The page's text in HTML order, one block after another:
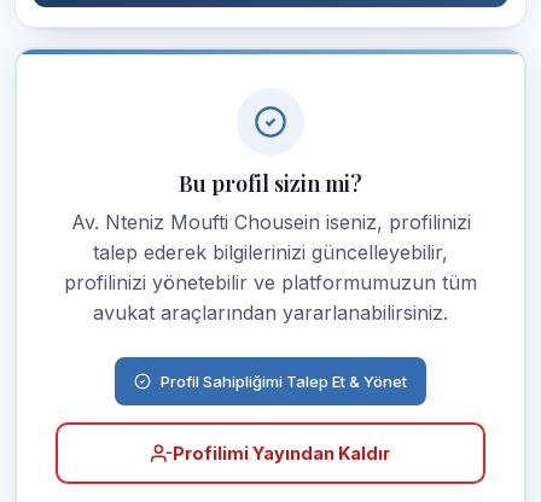
Bu profil sizin mi?
Av. Nteniz Moufti Chousein iseniz, profilinizi
talep ederek bilgilerinizi güncelleyebilir,
profilinizi yönetebilir ve platformumuzun tüm
avukat araçlarından yararlanabilirsiniz.
Profil Sahipliğimi Talep Et & Yönet
Profilimi Yayından Kaldır